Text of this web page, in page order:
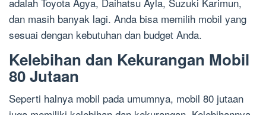
dan masih banyak lagi. Anda bisa memilih mobil yang
sesuai dengan kebutuhan dan budget Anda.
Kelebihan dan Kekurangan Mobil
80 Jutaan
Seperti halnya mobil pada umumnya, mobil 80 jutaan